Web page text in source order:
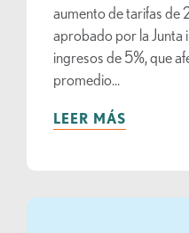
aumento de tarifas de
aprobado por la Junta
ingresos de 5%, que
promedio...
LEER MÁS